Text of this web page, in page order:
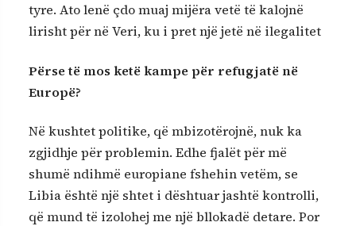
tyre. Ato lenë çdo muaj mijëra vetë të kalojnë
lirisht për në Veri, ku i pret një jetë në ilegalitet
Përse të mos ketë kampe për refugjatë në
Europë?
Në kushtet politike, që mbizotërojnë, nuk ka
zgjidhje për problemin. Edhe fjalët për më
shumë ndihmë europiane fshehin vetëm, se
Libia është një shtet i dështuar jashtë kontrolli,
që mund të izolohej me një bllokadë detare. Por